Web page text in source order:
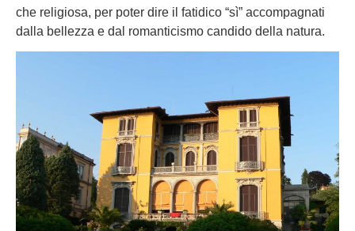
che religiosa, per poter dire il fatidico “sì” accompagnati
dalla bellezza e dal romanticismo candido della natura.